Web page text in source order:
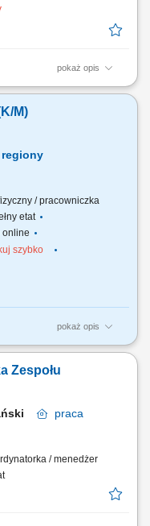
pokaż opis
w wyborze
i właściwą ekspozycję
fiskalnej oraz terminala
M)
/ pracowniczka
etat
online
szybko
pokaż opis
nad pracą maszyn
obróbki i
wykonanych
i normami. Wykonywanie
Zespołu
praca
/ menedżer